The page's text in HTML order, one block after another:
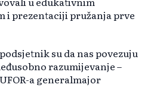
i prezentaciji pružanja prve
su da nas povezuju
razumijevanje –
a generalmajor